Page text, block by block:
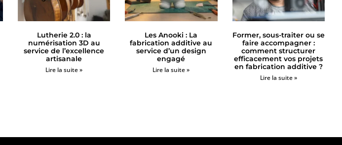
Lutherie 2.0 : la
numérisation 3D au
service de l’excellence
artisanale
Lire la suite »
Les Anooki : La
fabrication additive au
service d’un design
engagé
Lire la suite »
Former, sous-traiter ou se
faire accompagner :
comment structurer
efficacement vos projets
en fabrication additive ?
Lire la suite »